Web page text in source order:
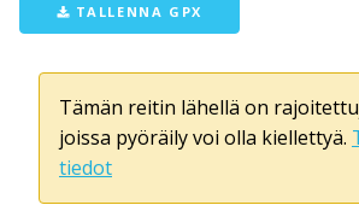
TALLENNA GPX
Tämän reitin lähellä on
joissa pyöräily voi olla kiellettyä.
tiedot